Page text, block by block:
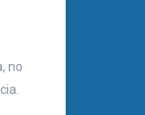
no